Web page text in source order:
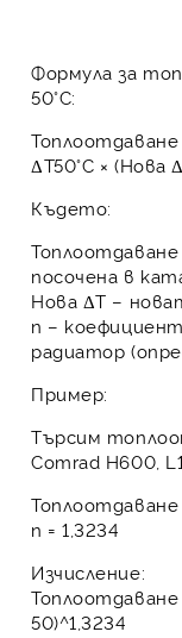
Формула за
50°C:
ΔT50°C × (Нова
Където:
Топлоотдаване
посочена в
Нова ΔT –
n –
радиатор
Пример:
Търсим
Comrad H600,
Топлоотдаване
n = 1,3234
Изчисление:
Топлоотдаване
50)^1,3234